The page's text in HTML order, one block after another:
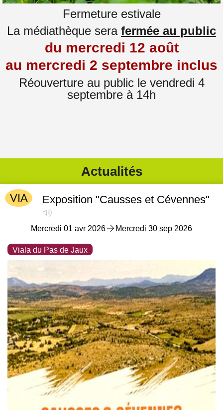
Fermeture estivale
La médiathèque sera fermée au public
du mercredi 12 août
au mercredi 2 septembre inclus
Réouverture au public le vendredi 4
septembre à 14h
Actualités
VIA Exposition "Causses et Cévennes"
Mercredi 01 avr 2026 Mercredi 30 sep 2026
Viala du Pas de Jaux